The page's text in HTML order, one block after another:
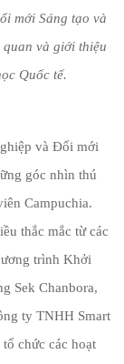
mới Sáng tạo và
quan và giới thiệu
Quốc tế.
và Đổi mới
góc nhìn thú
Campuchia.
thắc mắc từ các
trình Khởi
Sek Chanbora,
ty TNHH Smart
chức các hoạt